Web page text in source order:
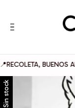
BUENOS AIRES
Sin stock